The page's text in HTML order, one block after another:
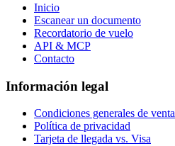
Inicio
Escanear un documento
Recordatorio de vuelo
API & MCP
Contacto
Información legal
Condiciones generales de venta
Política de privacidad
Tarjeta de llegada vs. Visa